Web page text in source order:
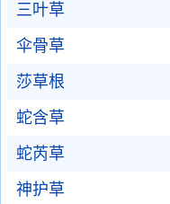
三叶草
伞骨草
莎草根
蛇含草
蛇芮草
神护草